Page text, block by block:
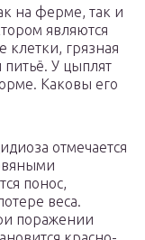
на ферме, так и
являются
клетки, грязная
У цыплят
Каковы его
отмечается
понос,
веса.
поражении